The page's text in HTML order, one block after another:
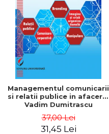
ADMINISTRATIVE
ȘTIINȚE ECONOMICE
ȘTIINȚE EXACTE
EDUCAȚIE FIZICĂ ȘI SPORT
PREUNIVERSITARIA
TIMP LIBER
ÎN CURS DE APARIȚIE
NOUTĂȚI
PACHETE DE STUDIU
Cum Cumpăr
Livrare
Politica de Retur
Formular de Retur
Distribuitori
Managementul comunicarii
si relatii publice in afaceri -
Vadim Dumitrascu
37,00 Lei
31,45 Lei